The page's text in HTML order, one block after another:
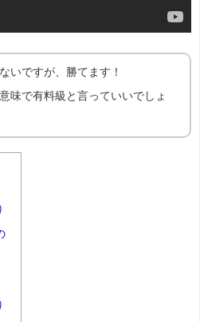
いですが、勝てます！
味で有料級と言っていいでしょ